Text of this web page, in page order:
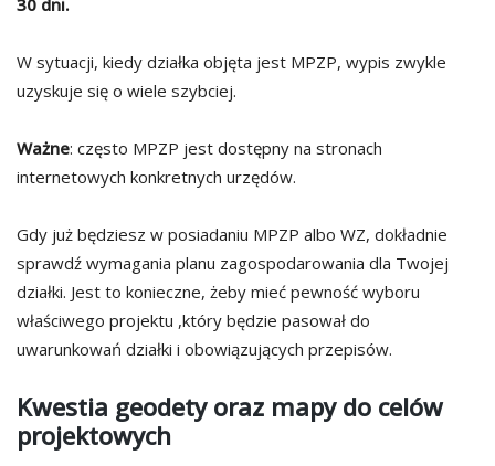
W sytuacji, kiedy działka objęta jest MPZP, wypis zwykle
uzyskuje się o wiele szybciej.
Ważne: często MPZP jest dostępny na stronach
internetowych konkretnych urzędów.
Gdy już będziesz w posiadaniu MPZP albo WZ, dokładnie
sprawdź wymagania planu zagospodarowania dla Twojej
działki. Jest to konieczne, żeby mieć pewność wyboru
właściwego projektu ,który będzie pasował do
uwarunkowań działki i obowiązujących przepisów.
Kwestia geodety oraz mapy do celów
projektowych